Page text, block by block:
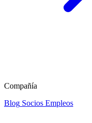
Compañía
Blog Socios Empleos